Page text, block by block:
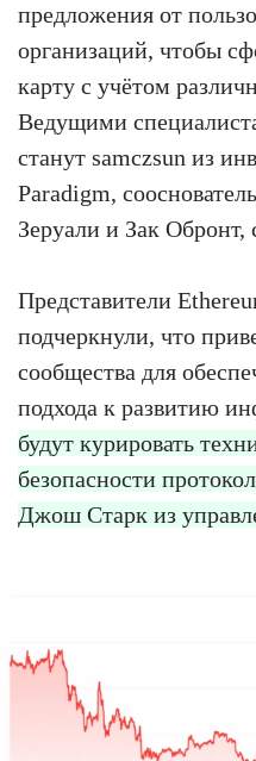
предложения от
организаций, чтобы
карту с учётом
Ведущими
станут samczsun из
Paradigm,
Зеруали и Зак Обронт,
Представители
подчеркнули, что
сообщества для
подхода к развитию
будут курировать
безопасности
Джош Старк из